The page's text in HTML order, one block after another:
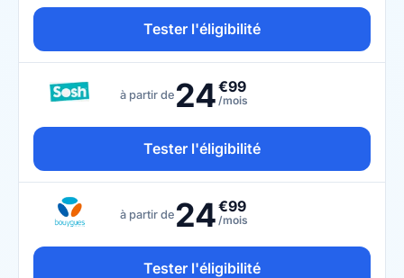
Tester l'éligibilité
à partir de 24€99
/mois
Tester l'éligibilité
à partir de 24€99
/mois
Tester l'éligibilité